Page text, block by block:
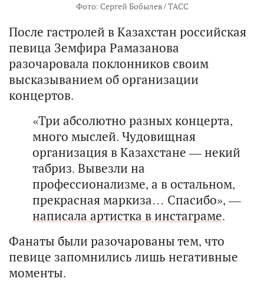
Фото: Сергей Бобылев / ТАСС
После гастролей в Казахстан российская
певица Земфира Рамазанова
разочаровала поклонников своим
высказыванием об организации
концертов.
«Три абсолютно разных концерта,
много мыслей. Чудовищная
организация в Казахстане — некий
табриз. Вывезли на
профессионализме, а в остальном,
прекрасная маркиза… Спасибо», —
написала артистка в инстаграме.
Фанаты были разочарованы тем, что
певице запомнились лишь негативные
моменты.